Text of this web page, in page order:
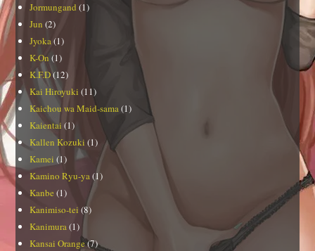
Jormungand (1)
Jun (2)
Jyoka(1)
K-On (1)
K.F.D(12)
Kai Hiroyuki (11)
Kaichou wa Maid-sama(1)
Kaientai (1)
Kallen Kozuki (1)
Kamei (1)
Kamino Ryu-ya(1)
Kanbe (1)
Kanimiso-tei (8)
Kanimura(1)
Kansai Orange(7)